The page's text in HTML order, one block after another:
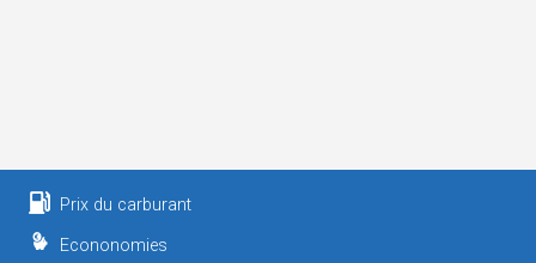
Prix du carburant
Econonomies